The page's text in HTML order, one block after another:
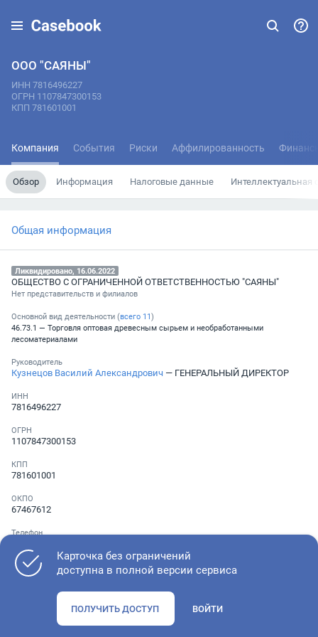
ООО "САЯНЫ"
ИНН 7816496227
ОГРН 1107847300153
КПП 781601001
Компания События Риски Аффилированность
Обзор Информация Налоговые данные Интеллектуальная
Общая информация
Ликвидировано, 16.06.2022
ОБЩЕСТВО С ОГРАНИЧЕННОЙ ОТВЕТСТВЕННОСТЬЮ "САЯНЫ"
Нет представительств и филиалов
Основной вид деятельности (всего 11)
46.73.1 — Торговля оптовая древесным сырьем и необработанными
лесоматериалами
Руководитель
Кузнецов Василий Александрович — ГЕНЕРАЛЬНЫЙ ДИРЕКТОР
ИНН
7816496227
ОГРН
1107847300153
КПП
781601001
ОКПО
67467612
Телефон
Как оценить состояние компании
Карточка без ограничений
доступна в полной версии сервиса
ПОЛУЧИТЬ ДОСТУП ВОЙТИ